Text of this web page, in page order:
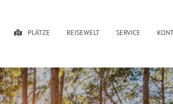
PLÄTZE REISEWELT SERVICE